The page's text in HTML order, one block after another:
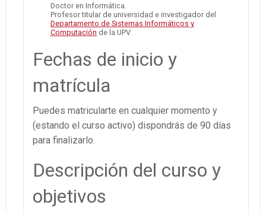
Doctor en Informática.
Profesor titular de universidad e investigador del
Departamento de Sistemas Informáticos y
Computación de la UPV.
Fechas de inicio y
matrícula
Puedes matricularte en cualquier momento y
(estando el curso activo) dispondrás de 90 días
para finalizarlo.
Descripción del curso y
objetivos